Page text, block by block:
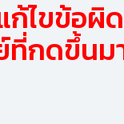
ก้ไขข้อผิ
ที่กดขึ้นม